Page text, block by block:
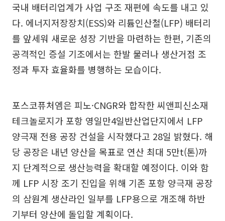
국내 배터리업계가 사업 구조 재편에 속도를 내고 있
다. 에너지저장장치(ESS)와 리튬인산철(LFP) 배터리
를 앞세워 새로운 성장 기반을 마련하는 한편, 기존의
공격적인 증설 기조에서는 한발 물러나 생산거점 조
정과 투자 효율화를 병행하는 모습이다.
포스코퓨처엠은 피노·CNGR와 합작한 씨앤피신소재
테크놀로지가 포항 영일만4일반산업단지에서 LFP
양극재 전용 공장 건설을 시작했다고 28일 밝혔다. 해
당 공장은 내년 양산을 목표로 연산 최대 5만t(톤)까
지 단계적으로 생산능력을 확대할 예정이다. 이와 함
께 LFP 시장 조기 진입을 위해 기존 포항 양극재 공장
의 삼원계 생산라인 일부를 LFP용으로 개조해 하반
기부터 양산에 돌입할 계획이다.